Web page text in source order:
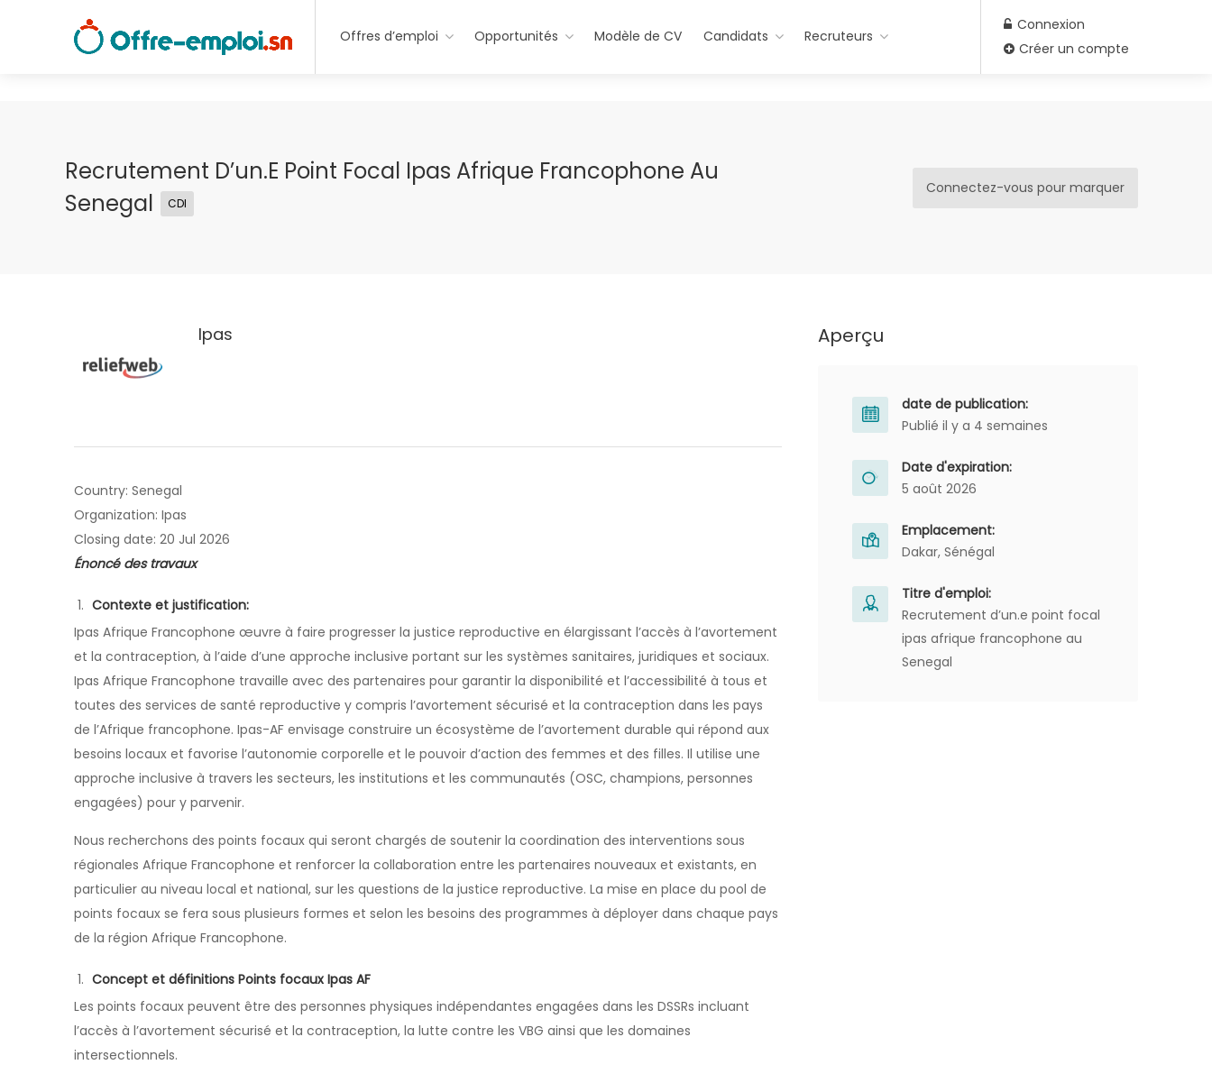
Offres d’emploi Opportunités Modèle de CV Candidats Recruteurs
Connexion
Créer un compte
Recrutement D’un.e Point Focal Ipas Afrique Francophone Au
Senegal
CDI
Connectez-vous pour marquer
Ipas
Country: Senegal
Organization: Ipas
Closing date: 20 Jul 2026
Énoncé des travaux
Contexte et justification:
Ipas Afrique Francophone œuvre à faire progresser la justice reproductive en élargissant l’accès à l’avortement
et la contraception, à l’aide d’une approche inclusive portant sur les systèmes sanitaires, juridiques et sociaux.
Ipas Afrique Francophone travaille avec des partenaires pour garantir la disponibilité et l’accessibilité à tous et
toutes des services de santé reproductive y compris l’avortement sécurisé et la contraception dans les pays
de l’Afrique francophone. Ipas-AF envisage construire un écosystème de l’avortement durable qui répond aux
besoins locaux et favorise l’autonomie corporelle et le pouvoir d’action des femmes et des filles. Il utilise une
approche inclusive à travers les secteurs, les institutions et les communautés (OSC, champions, personnes
engagées) pour y parvenir.
Nous recherchons des points focaux qui seront chargés de soutenir la coordination des interventions sous
régionales Afrique Francophone et renforcer la collaboration entre les partenaires nouveaux et existants, en
particulier au niveau local et national, sur les questions de la justice reproductive. La mise en place du pool de
points focaux se fera sous plusieurs formes et selon les besoins des programmes à déployer dans chaque pays
de la région Afrique Francophone.
Concept et définitions Points focaux Ipas AF
Les points focaux peuvent être des personnes physiques indépendantes engagées dans les DSSRs incluant
l’accès à l’avortement sécurisé et la contraception, la lutte contre les VBG ainsi que les domaines
intersectionnels.
Aperçu
date de publication:
Publié il y a 4 semaines
Date d'expiration:
5 août 2026
Emplacement:
Dakar, Sénégal
Titre d'emploi:
Recrutement d’un.e point focal
ipas afrique francophone au
Senegal